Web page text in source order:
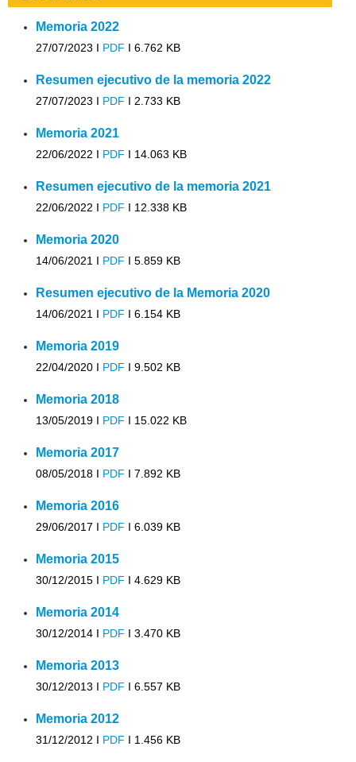
Memoria 2022
27/07/2023 I PDF I 6.762 KB
Resumen ejecutivo de la memoria 2022
27/07/2023 I PDF I 2.733 KB
Memoria 2021
22/06/2022 I PDF I 14.063 KB
Resumen ejecutivo de la memoria 2021
22/06/2022 I PDF I 12.338 KB
Memoria 2020
14/06/2021 I PDF I 5.859 KB
Resumen ejecutivo de la Memoria 2020
14/06/2021 I PDF I 6.154 KB
Memoria 2019
22/04/2020 I PDF I 9.502 KB
Memoria 2018
13/05/2019 I PDF I 15.022 KB
Memoria 2017
08/05/2018 I PDF I 7.892 KB
Memoria 2016
29/06/2017 I PDF I 6.039 KB
Memoria 2015
30/12/2015 I PDF I 4.629 KB
Memoria 2014
30/12/2014 I PDF I 3.470 KB
Memoria 2013
30/12/2013 I PDF I 6.557 KB
Memoria 2012
31/12/2012 I PDF I 1.456 KB